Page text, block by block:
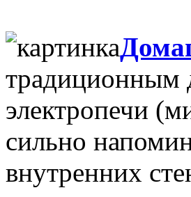
традиционным
электропечи
сильно
внутренних